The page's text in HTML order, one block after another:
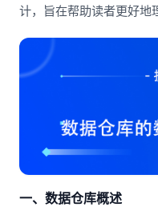
计，旨在帮助读者更好地
一、数据仓库概述